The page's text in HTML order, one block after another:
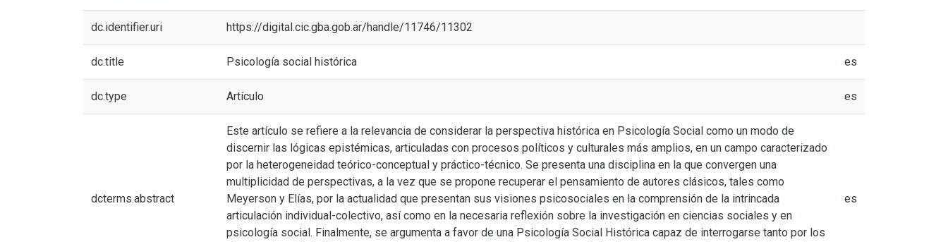
dc.identifier.uri https://digital.cic.gba.gob.ar/handle/11746/11302
dc.title Psicología social histórica es
dc.type Artículo es
dcterms.abstract
Este artículo se refiere a la relevancia de considerar la perspectiva histórica en Psicología Social como un modo de
discernir las lógicas epistémicas, articuladas con procesos políticos y culturales más amplios, en un campo caracterizado
por la heterogeneidad teórico-conceptual y práctico-técnico. Se presenta una disciplina en la que convergen una
multiplicidad de perspectivas, a la vez que se propone recuperar el pensamiento de autores clásicos, tales como
Meyerson y Elías, por la actualidad que presentan sus visiones psicosociales en la comprensión de la intrincada
articulación individual-colectivo, así como en la necesaria reflexión sobre la investigación en ciencias sociales y en
psicología social. Finalmente, se argumenta a favor de una Psicología Social Histórica capaz de interrogarse tanto por los
es